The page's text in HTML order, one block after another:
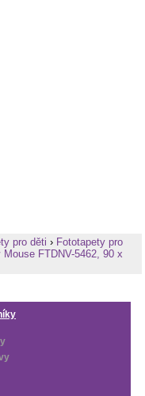
pro děti › Fototapety pro
FTDNV-5462, 90 x